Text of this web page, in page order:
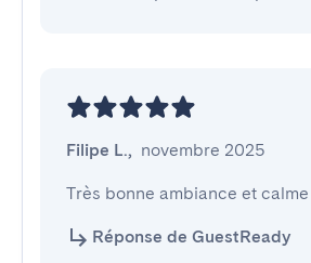
Filipe L., novembre 2025
Très bonne ambiance et calme
Réponse de GuestReady